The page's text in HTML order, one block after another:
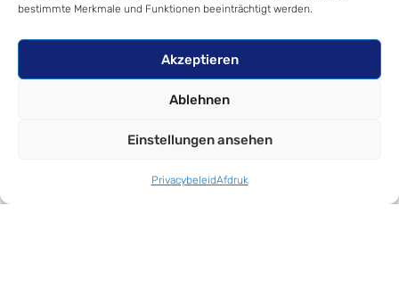
bestimmte Merkmale und Funktionen beeinträchtigt werden.
Akzeptieren
Ablehnen
Einstellungen ansehen
PrivacybeleidAfdruk